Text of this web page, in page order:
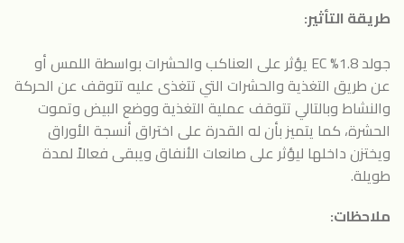
طريقة التأثير:
جولد 1.8% EC يؤثر على العناكب والحشرات بواسطة اللمس أو
عن طريق التغذية والحشرات التي تتغذى عليه تتوقف عن الحركة
والنشاط وبالتالي تتوقف عملية التغذية ووضع البيض وتموت
الحشرة، كما يتميز بأن له القدرة على اختراق أنسجة الأوراق
ويختزن داخلها ليؤثر على صانعات الأنفاق ويبقى فعالاً لمدة
طويلة.
ملاحظات: